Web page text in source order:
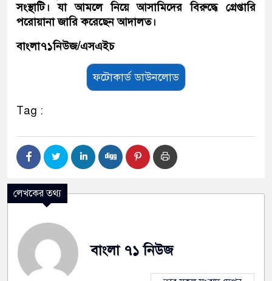
সংস্থাটি। যা আমলে নিয়ে আসামিদের বিরুদ্ধে গ্রেপ্তারি
পরোয়ানা জারি করেছেন আদালত।
বাংলা৭১নিউজ/এসএইচ
ফটোকার্ড ডাউনলোড
Tag :
লেখকের তথ্য
বাংলা ৭১ নিউজ